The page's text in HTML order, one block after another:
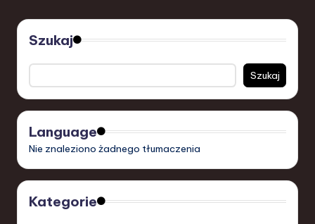
d
n
n
o
Szukaj
Szukaj
Language
Nie znaleziono żadnego tłumaczenia
Kategorie